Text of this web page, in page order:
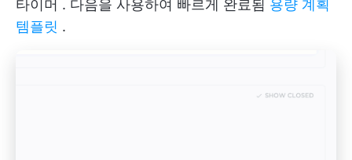
타이머 . 다음을 사용하여 빠르게 완료됨 용량 계획
템플릿 .